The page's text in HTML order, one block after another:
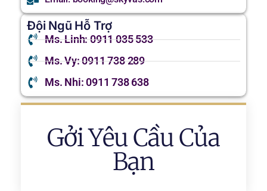
Đội Ngũ Hỗ Trợ
Ms. Linh: 0911 035 533
Ms. Vy: 0911 738 289
Ms. Nhi: 0911 738 638
Gởi Yêu Cầu Của
Bạn